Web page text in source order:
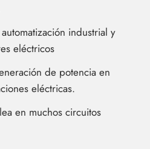
industrial y
eléctricos
de potencia en
eléctricas.
en muchos circuitos